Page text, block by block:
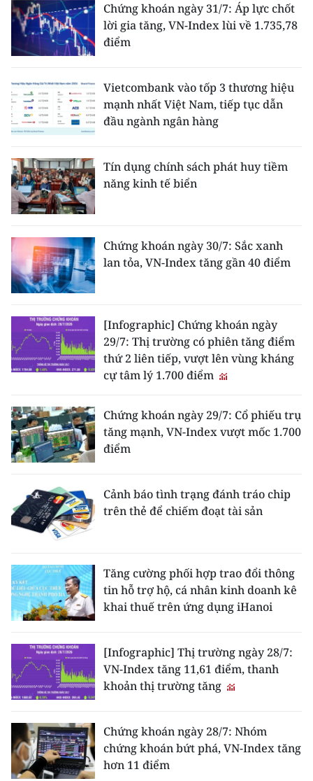
Chứng khoán ngày 31/7: Áp lực chốt
lời gia tăng, VN-Index lùi về 1.735,78
điểm
Vietcombank vào tốp 3 thương hiệu
mạnh nhất Việt Nam, tiếp tục dẫn
đầu ngành ngân hàng
Tín dụng chính sách phát huy tiềm
năng kinh tế biển
Chứng khoán ngày 30/7: Sắc xanh
lan tỏa, VN-Index tăng gần 40 điểm
[Infographic] Chứng khoán ngày
29/7: Thị trường có phiên tăng điểm
thứ 2 liên tiếp, vượt lên vùng kháng
cự tâm lý 1.700 điểm
Chứng khoán ngày 29/7: Cổ phiếu trụ
tăng mạnh, VN-Index vượt mốc 1.700
điểm
Cảnh báo tình trạng đánh tráo chip
trên thẻ để chiếm đoạt tài sản
Tăng cường phối hợp trao đổi thông
tin hỗ trợ hộ, cá nhân kinh doanh kê
khai thuế trên ứng dụng iHanoi
[Infographic] Thị trường ngày 28/7:
VN-Index tăng 11,61 điểm, thanh
khoản thị trường tăng
Chứng khoán ngày 28/7: Nhóm
chứng khoán bứt phá, VN-Index tăng
hơn 11 điểm